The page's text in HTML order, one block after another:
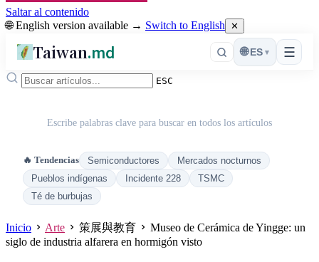
Saltar al contenido
🌐 English version available → Switch to English ✕
Taiwan.md ☰
🌐 ES ▾
ESC
Escribe palabras clave para buscar en todos los artículos
🔥 Tendencias Semiconductores
Mercados nocturnos
Pueblos indígenas
Incidente 228
TSMC
Té de burbujas
Inicio Arte 策展與教育
Museo de Cerámica de Yingge: un
siglo de industria alfarera en hormigón visto